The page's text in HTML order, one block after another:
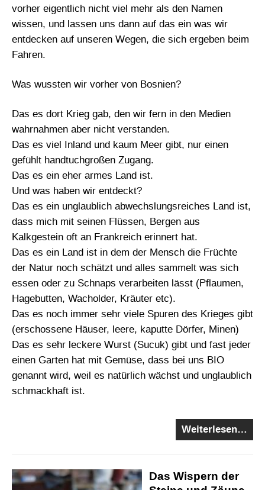
vorher eigentlich nicht viel mehr als den Namen
wissen, und lassen uns dann auf das ein was wir
entdecken auf unseren Wegen, die sich ergeben beim
Fahren.
Was wussten wir vorher von Bosnien?
Das es dort Krieg gab, den wir fern in den Medien
wahrnahmen aber nicht verstanden.
Das es viel Inland und kaum Meer gibt, nur einen
gefühlt handtuchgroßen Zugang.
Das es ein eher armes Land ist.
Und was haben wir entdeckt?
Das es ein unglaublich abwechslungsreiches Land ist,
dass mich mit seinen Flüssen, Bergen aus
Kalkgestein oft an Frankreich erinnert hat.
Das es ein Land ist in dem der Mensch die Früchte
der Natur noch schätzt und alles sammelt was sich
essen oder zu Schnaps verarbeiten lässt (Pflaumen,
Hagebutten, Wacholder, Kräuter etc).
Das es noch immer sehr viele Spuren des Krieges gibt
(erschossene Häuser, leere, kaputte Dörfer, Minen)
Das es sehr leckere Wurst (Sucuk) gibt und fast jeder
einen Garten hat mit Gemüse, dass bei uns BIO
genannt wird, weil es natürlich wächst und unglaublich
schmackhaft ist.
Weiterlesen…
Das Wispern der